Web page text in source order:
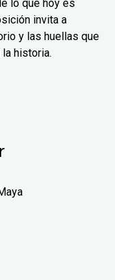
lo que hoy es
invita a
y las huellas que
historia.